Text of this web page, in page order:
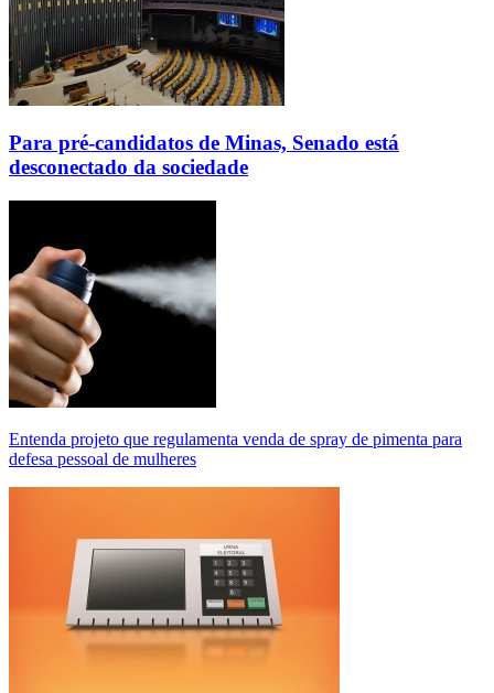
Para pré-candidatos de Minas, Senado está
desconectado da sociedade
Entenda projeto que regulamenta venda de spray de pimenta para
defesa pessoal de mulheres